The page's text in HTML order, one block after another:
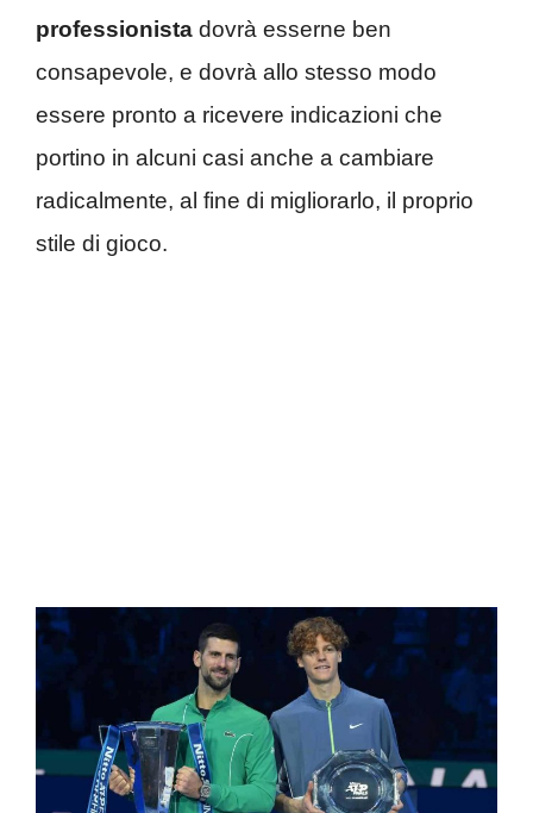
professionista dovrà esserne ben
consapevole, e dovrà allo stesso modo
essere pronto a ricevere indicazioni che
portino in alcuni casi anche a cambiare
radicalmente, al fine di migliorarlo, il proprio
stile di gioco.